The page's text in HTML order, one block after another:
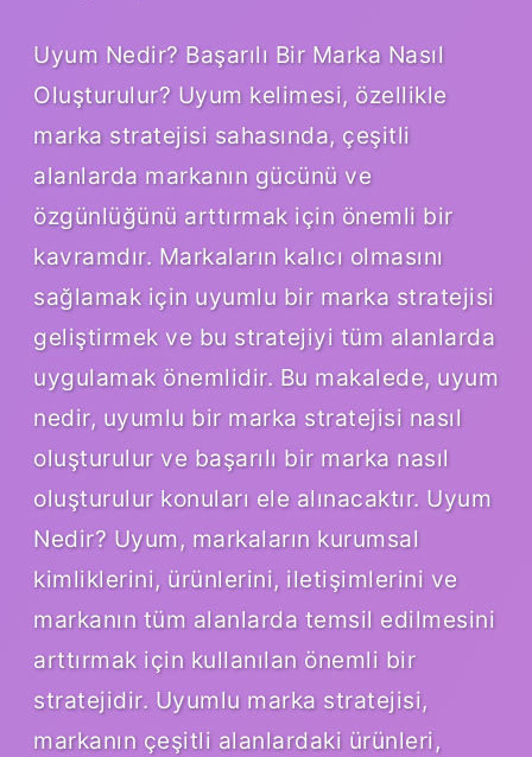
Uyum Nedir? Başarılı Bir Marka Nasıl
Oluşturulur? Uyum kelimesi, özellikle
marka stratejisi sahasında, çeşitli
alanlarda markanın gücünü ve
özgünlüğünü arttırmak için önemli bir
kavramdır. Markaların kalıcı olmasını
sağlamak için uyumlu bir marka stratejisi
geliştirmek ve bu stratejiyi tüm alanlarda
uygulamak önemlidir. Bu makalede, uyum
nedir, uyumlu bir marka stratejisi nasıl
oluşturulur ve başarılı bir marka nasıl
oluşturulur konuları ele alınacaktır. Uyum
Nedir? Uyum, markaların kurumsal
kimliklerini, ürünlerini, iletişimlerini ve
markanın tüm alanlarda temsil edilmesini
arttırmak için kullanılan önemli bir
stratejidir. Uyumlu marka stratejisi,
markanın çeşitli alanlardaki ürünleri,